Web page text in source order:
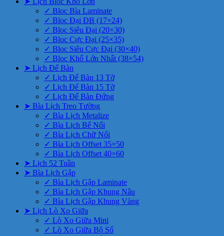
✓ Bloc Bìa Laminate
✓ Bloc Đại ĐB (17×24)
✓ Bloc Siêu Đại (20×30)
✓ Bloc Cực Đại (25×35)
✓ Bloc Siêu Cực Đại (30×40)
✓ Bloc Khổ Lớn Nhất (38×54)
➤ Lịch Để Bàn
✓ Lịch Để Bàn 13 Tờ
✓ Lịch Để Bàn 15 Tờ
✓ Lịch Để Bàn Đứng
➤ Bìa Lịch Treo Tường
✓ Bìa Lịch Metalize
✓ Bìa Lịch Bế Nổi
✓ Bìa Lịch Chữ Nổi
✓ Bìa Lịch Offset 35×50
✓ Bìa Lịch Offset 40×60
➤ Lịch 52 Tuần
➤ Bìa Lịch Gập
✓ Bìa Lịch Gập Laminate
✓ Bìa Lịch Gập Khung Nâu
✓ Bìa Lịch Gập Khung Vàng
➤ Lịch Lò Xo Giữa
✓ Lò Xo Giữa Mini
✓ Lò Xo Giữa Bộ Số